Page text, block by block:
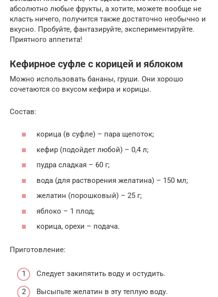
абсолютно любые фрукты, а хотите, можете вообще не
класть ничего, получится также достаточно необычно и
вкусно. Пробуйте, фантазируйте, экспериментируйте.
Приятного аппетита!
Кефирное суфле с корицей и яблоком
Можно использовать бананы, груши. Они хорошо
сочетаются со вкусом кефира и корицы.
Состав:
корица (в суфле) – пара щепоток;
кефир (подойдет любой) – 0,4 л;
пудра сладкая – 60 г;
вода (для растворения желатина) – 150 мл;
желатин (порошковый) – 25 г;
яблоко – 1 плод;
корица, орехи – подача.
Приготовление:
Следует закипятить воду и остудить.
Высыпьте желатин в эту теплую воду.